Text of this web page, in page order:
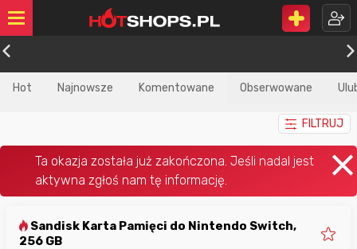
Hot Najnowsze Komentowane Obserwowane
FILTRUJ
256 GB